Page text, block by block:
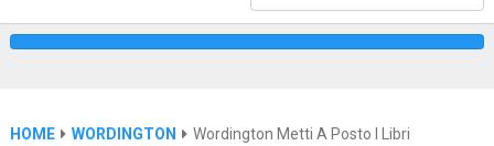
HOME WORDINGTON Wordington Metti A Posto I Libri